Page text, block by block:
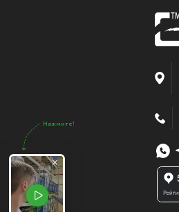
Нажмите!